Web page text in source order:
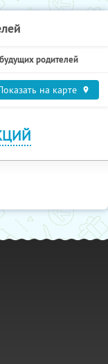
родителей
на карте